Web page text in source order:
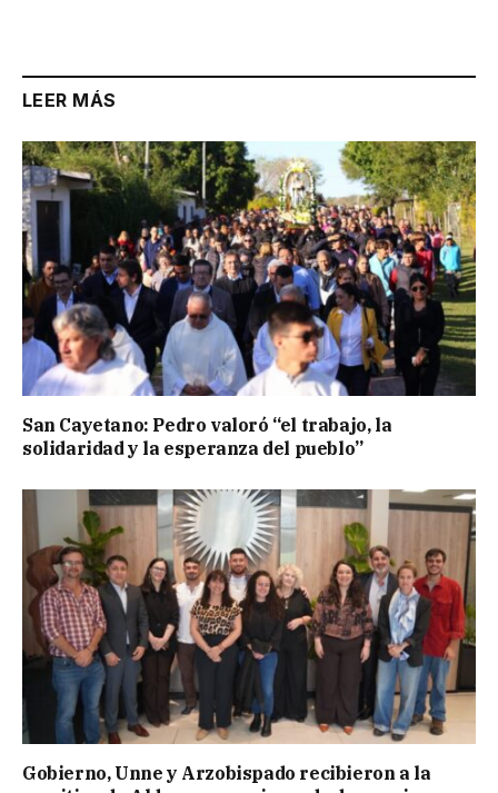
LEER MÁS
San Cayetano: Pedro valoró “el trabajo, la
solidaridad y la esperanza del pueblo”
Gobierno, Unne y Arzobispado recibieron a la